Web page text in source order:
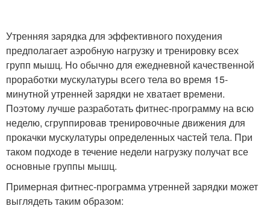
Утренняя зарядка для эффективного похудения
предполагает аэробную нагрузку и тренировку всех
групп мышц. Но обычно для ежедневной качественной
проработки мускулатуры всего тела во время 15-
минутной утренней зарядки не хватает времени.
Поэтому лучше разработать фитнес-программу на всю
неделю, сгруппировав тренировочные движения для
прокачки мускулатуры определенных частей тела. При
таком подходе в течение недели нагрузку получат все
основные группы мышц.
Примерная фитнес-программа утренней зарядки может
выглядеть таким образом: